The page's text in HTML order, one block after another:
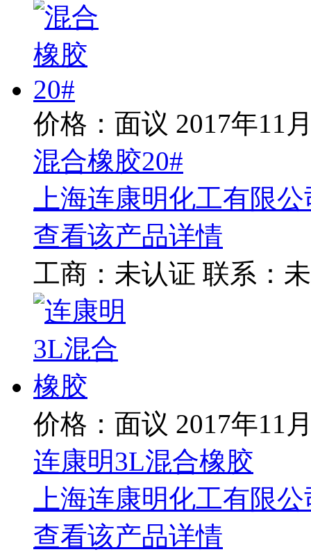
价格：面议 2017年11
混合橡胶20#
上海连康明化工有限
查看该产品详情
工商： 未认证 联系：
价格：面议 2017年11
连康明3L混合橡胶
上海连康明化工有限
查看该产品详情